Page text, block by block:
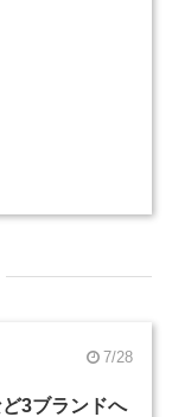
7/28
3ブランドへ